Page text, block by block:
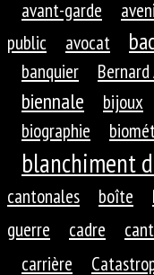
avant-garde
public
avocat
banquier
biennale bijoux
biographie
blanchiment
cantonales
boîte
guerre
cadre
carrière